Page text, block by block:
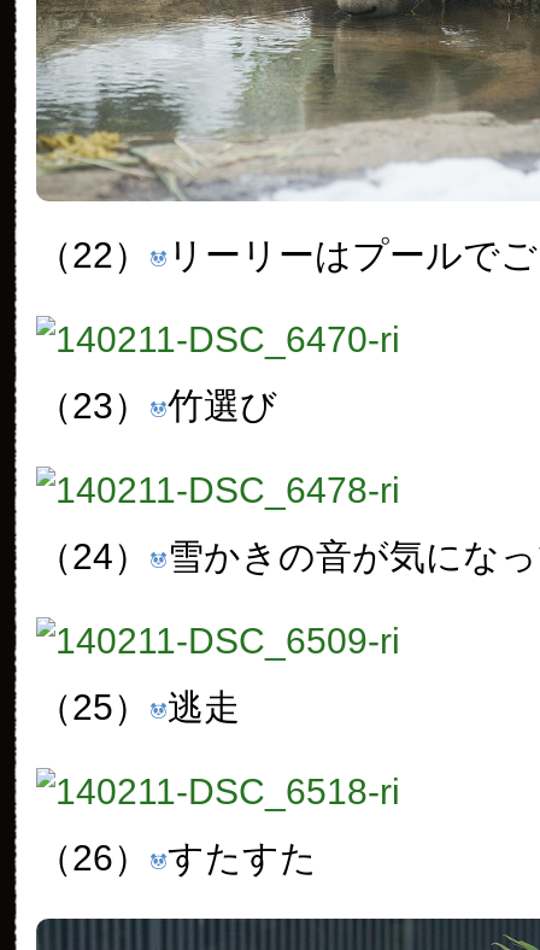
（22） リーリーはプールで
（23） 竹選び
（24） 雪かきの音が気にな
（25） 逃走
（26） すたすた